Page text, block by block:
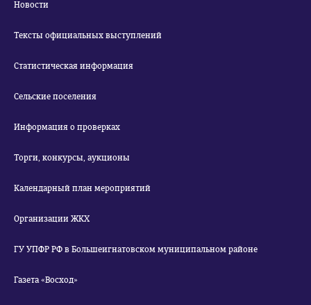
Новости
Тексты официальных выступлений
Статистическая информация
Сельские поселения
Информация о проверках
Торги, конкурсы, аукционы
Календарный план мероприятий
Организации ЖКХ
ГУ УПФР РФ в Большеигнатовском муниципальном районе
Газета «Восход»